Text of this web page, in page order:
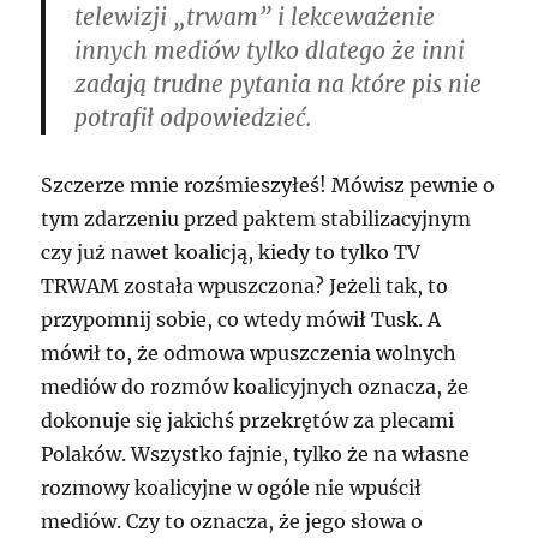
telewizji „trwam” i lekceważenie
innych mediów tylko dlatego że inni
zadają trudne pytania na które pis nie
potrafił odpowiedzieć.
Szczerze mnie rozśmieszyłeś! Mówisz pewnie o
tym zdarzeniu przed paktem stabilizacyjnym
czy już nawet koalicją, kiedy to tylko TV
TRWAM została wpuszczona? Jeżeli tak, to
przypomnij sobie, co wtedy mówił Tusk. A
mówił to, że odmowa wpuszczenia wolnych
mediów do rozmów koalicyjnych oznacza, że
dokonuje się jakichś przekrętów za plecami
Polaków. Wszystko fajnie, tylko że na własne
rozmowy koalicyjne w ogóle nie wpuścił
mediów. Czy to oznacza, że jego słowa o